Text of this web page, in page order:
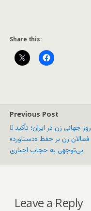
Share this:
Previous Post
روز جهانی زن در ایران؛ تأکید
فعالان زن بر حفظ «دستاورد»
بی‌توجهی به حجاب اجباری
Leave a Reply